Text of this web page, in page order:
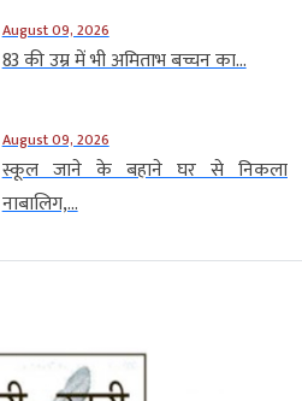
August 09, 2026
83 की उम्र में भी अमिताभ बच्चन का...
August 09, 2026
स्कूल जाने के बहाने घर से निकला
नाबालिग,...